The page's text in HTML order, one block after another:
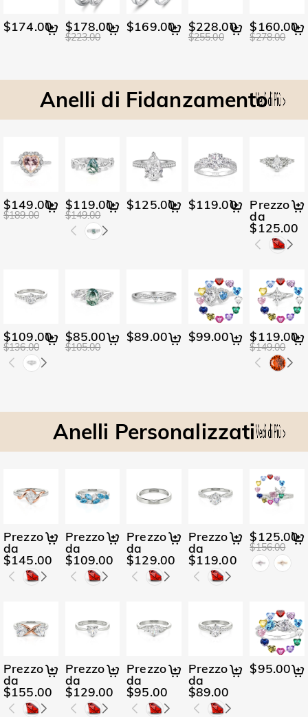
$174.00 $178.00
$223.00
$169.00 $228.00
$255.00
$160.00
$278.00
Anelli di Fidanzamento
$149.00
$189.00
$119.00
$149.00
$125.00 $119.00 Prezzo
da
$125.00
$109.00
$136.00
$85.00
$105.00
$89.00 $99.00 $119.00
$149.00
Anelli Personalizzati
Prezzo
da
$145.00
Prezzo
da
$109.00
Prezzo
da
$129.00
Prezzo
da
$119.00
$125.00
$156.00
Prezzo
da
$155.00
Prezzo
da
$129.00
Prezzo
da
$95.00
Prezzo
da
$89.00
$95.00